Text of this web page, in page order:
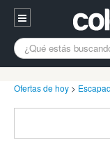
Registrarse
94 652 38 15 (L-V
¿Necesitas
Bilbao
Ofertas de hoy >